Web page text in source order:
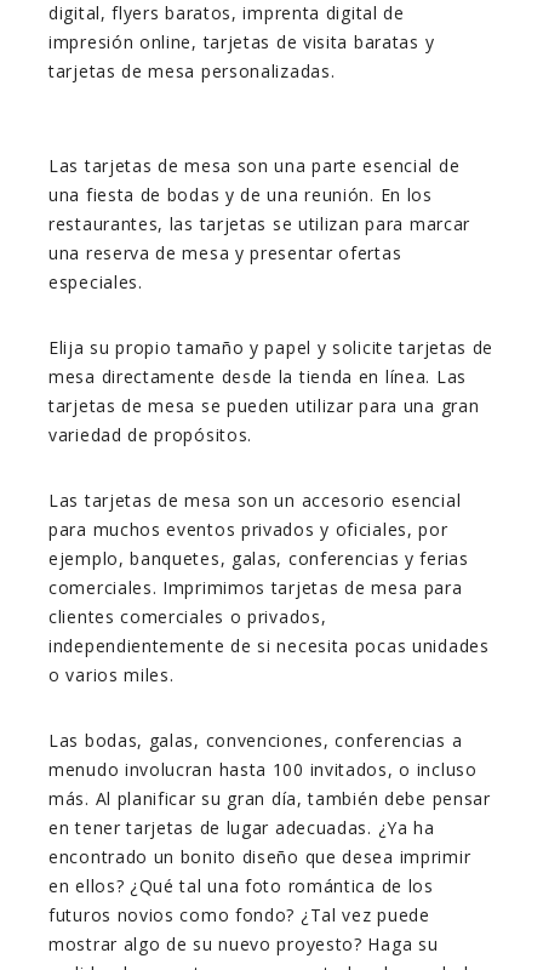
digital, flyers baratos, imprenta digital de
impresión online, tarjetas de visita baratas y
tarjetas de mesa personalizadas.
Las tarjetas de mesa son una parte esencial de
una fiesta de bodas y de una reunión. En los
restaurantes, las tarjetas se utilizan para marcar
una reserva de mesa y presentar ofertas
especiales.
Elija su propio tamaño y papel y solicite tarjetas de
mesa directamente desde la tienda en línea. Las
tarjetas de mesa se pueden utilizar para una gran
variedad de propósitos.
Las tarjetas de mesa son un accesorio esencial
para muchos eventos privados y oficiales, por
ejemplo, banquetes, galas, conferencias y ferias
comerciales. Imprimimos tarjetas de mesa para
clientes comerciales o privados,
independientemente de si necesita pocas unidades
o varios miles.
Las bodas, galas, convenciones, conferencias a
menudo involucran hasta 100 invitados, o incluso
más. Al planificar su gran día, también debe pensar
en tener tarjetas de lugar adecuadas. ¿Ya ha
encontrado un bonito diseño que desea imprimir
en ellos? ¿Qué tal una foto romántica de los
futuros novios como fondo? ¿Tal vez puede
mostrar algo de su nuevo proyesto? Haga su